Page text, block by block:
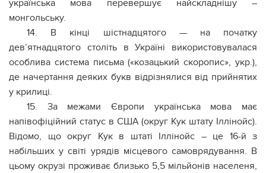
українська мова перевершує найскладнішу –
монгольську.
14. В кінці шістнадцятого — на початку
дев’ятнадцятого століть в Україні використовувалася
особлива система письма («козацький скоропис», укр.),
де начертання деяких букв відрізнялися від прийнятих
у крилиці.
15. За межами Європи українська мова має
напівофіційний статус в США (округ Кук штату Іллінойс).
Відомо, що округ Кук в штаті Іллінойс – це 16-й з
набільших у світі урядів місцевого самоврядування. В
цьому окрузі проживає близько 5,5 мільйонів населеня,